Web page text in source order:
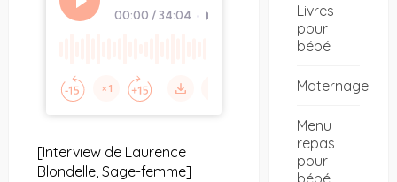
[Interview de Laurence
Blondelle, Sage-femme]
Livres
pour
bébé
Maternage
Menu
repas
pour
bébé